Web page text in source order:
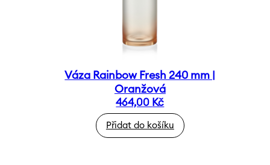
Váza Rainbow Fresh 240 mm |
Oranžová
464,00 Kč
Přidat do košíku